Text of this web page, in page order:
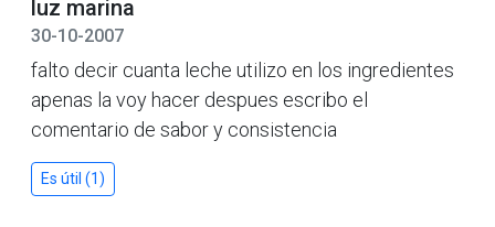
luz marina
30-10-2007
falto decir cuanta leche utilizo en los ingredientes
apenas la voy hacer despues escribo el
comentario de sabor y consistencia
Es útil (1)